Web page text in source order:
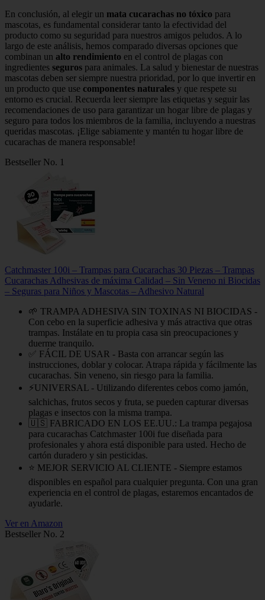
En conclusión, al elegir un mata cucarachas no tóxico para
mascotas, es fundamental considerar tanto la efectividad del
producto como su seguridad para nuestros amigos peludos. A lo
largo de este análisis, hemos comparado diversas opciones que
combinan un alto rendimiento en el control de plagas con
ingredientes seguros para animales. La salud y bienestar de nuestras
mascotas deben ser siempre nuestra prioridad, por lo que invertir en
un producto que use componentes naturales y que respete su
entorno es crucial. Recuerda leer siempre las etiquetas y seguir las
recomendaciones de uso para garantizar un hogar libre de plagas y
seguro para todos los miembros de la familia, incluyendo a nuestras
queridas mascotas. ¡Elige sabiamente y mantén tu hogar libre de
cucarachas de manera responsable!
Bestseller No. 1
Catchmaster 100i – Trampas para Cucarachas 30 Piezas – Trampas
Cucarachas Adhesivas de máxima Calidad – Sin Veneno ni Biocidas
– Seguras para Niños y Mascotas – Adhesivo Natural
🌱 TRAMPA ADHESIVA SIN TOXINAS NI BIOCIDAS -
Con cebo en la superficie adhesiva y más atractiva que otras
trampas. Instálate en tu propia casa sin preocupaciones y
duerme tranquilo.
✅ FÁCIL DE USAR - Basta con arrancar según las
instrucciones, doblar y colocar. Atrapa rápida y fácilmente las
cucarachas. Sin veneno, sin riesgo para la familia.
⚡️UNIVERSAL - Utilizando diferentes cebos como jamón,
salchichas, frutos secos y fruta, se pueden capturar diversas
plagas e insectos con la misma trampa.
🇺🇸 FABRICADO EN LOS EE.UU.: La trampa pegajosa
para cucarachas Catchmaster 100i fue diseñada para
profesionales y ahora está disponible para usted. Hecho de
cartón duradero y sin pesticidas.
⭐️ MEJOR SERVICIO AL CLIENTE - Siempre estamos
disponibles en español para cualquier pregunta. Con una gran
experiencia en el control de plagas, estaremos encantados de
ayudarle.
Ver en Amazon
Bestseller No. 2